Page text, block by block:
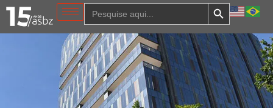
Search
for:
Search Button